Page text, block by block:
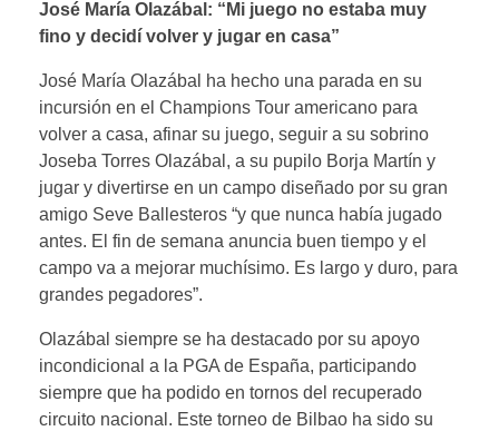
José María Olazábal: “Mi juego no estaba muy
fino y decidí volver y jugar en casa”
José María Olazábal ha hecho una parada en su
incursión en el Champions Tour americano para
volver a casa, afinar su juego, seguir a su sobrino
Joseba Torres Olazábal, a su pupilo Borja Martín y
jugar y divertirse en un campo diseñado por su gran
amigo Seve Ballesteros “y que nunca había jugado
antes. El fin de semana anuncia buen tiempo y el
campo va a mejorar muchísimo. Es largo y duro, para
grandes pegadores”.
Olazábal siempre se ha destacado por su apoyo
incondicional a la PGA de España, participando
siempre que ha podido en tornos del recuperado
circuito nacional. Este torneo de Bilbao ha sido su